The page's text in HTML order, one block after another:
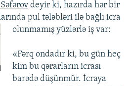
deyir ki, hazırda hər bir
pul tələbləri ilə bağlı icra
olunmamış yüzlərlə iş var:
«Fərq ondadır ki, bu gün heç
kim bu qərarların icrası
barədə düşünmür. İcraya